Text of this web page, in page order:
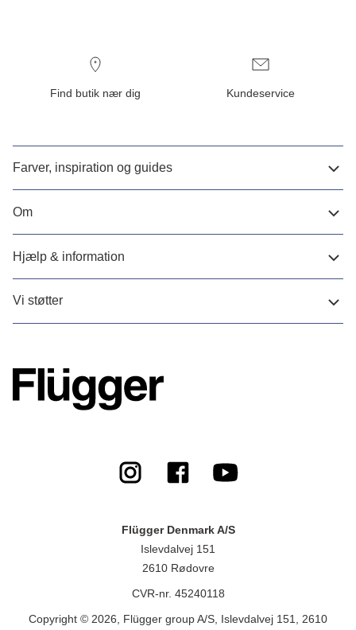
Find butik nær dig Kundeservice
Farver, inspiration og guides
Om
Hjælp & information
Vi støtter
Flügger Denmark A/S
Islevdalvej 151
2610 Rødovre
CVR-nr. 45240118
Copyright © 2026, Flügger group A/S, Islevdalvej 151, 2610